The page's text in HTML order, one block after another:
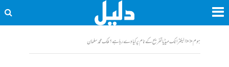
ہوم<<الیکٹرانک میڈیا تفریح کے نام پر کیا دے رہا ہے؟ ملک محمد سلمان